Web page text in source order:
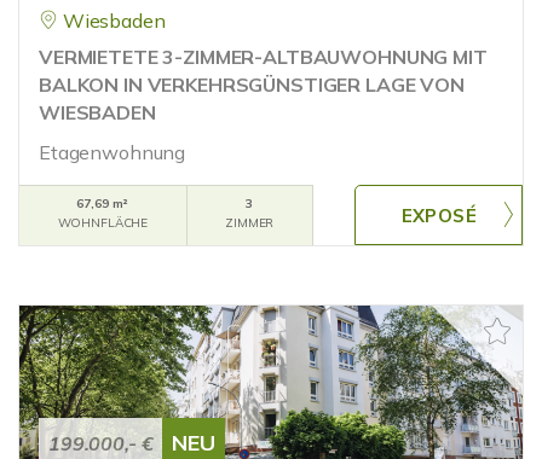
Wiesbaden
VERMIETETE 3-ZIMMER-ALTBAUWOHNUNG MIT
BALKON IN VERKEHRSGÜNSTIGER LAGE VON
WIESBADEN
Etagenwohnung
67,69 m²
WOHNFLÄCHE
3
ZIMMER
199.000,- € NEU